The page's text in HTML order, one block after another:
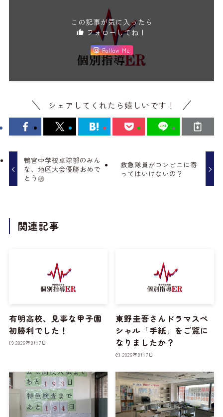
この記事が気に入ったら
フォローしてね！
Follow Me
シェアしてくれたら嬉しいです！
鴨宮中学校卓球部のみん
な、地区大会優勝おめで
とう㊗
救急隊員がコンビニに寄
ってはいけないの？
関連記事
有明高校、見事な甲子園
初勝利でした！
2026年8月7日
東野圭吾さんドラマスペ
シャル「手紙」をご覧に
なりましたか？
2026年8月7日